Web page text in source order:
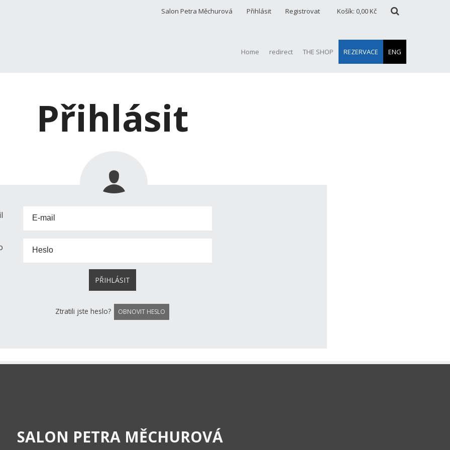
Salon Petra Měchurová Přihlásit Registrovat Košík: 0,00 Kč
Home redirect THE SHOP REZERVACE ENG
Přihlásit
E-mail
Heslo
Ztratili jste heslo? OBNOVIT HESLO
SALON PETRA MĚCHUROVÁ